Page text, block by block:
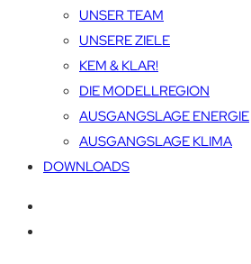
UNSER TEAM
UNSERE ZIELE
KEM & KLAR!
DIE MODELLREGION
AUSGANGSLAGE ENERGIE
AUSGANGSLAGE KLIMA
DOWNLOADS